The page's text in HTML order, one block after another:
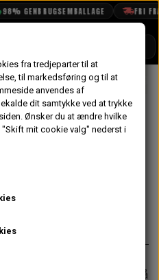
GENBRUGSEMBALLAGE FRI
& Svinghjul
til
kr.
22A1155
Varen er på
fra tredjeparter til at
til markedsføring og til at
anvendes af
dit samtykke ved at trykke
Ønsker du at ændre hvilke
mit cookie valg" nederst i